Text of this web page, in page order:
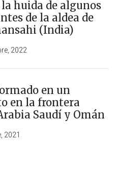
huida de algunos
de la aldea de
(India)
2022
en un
en la frontera
Saudí y Omán
2021